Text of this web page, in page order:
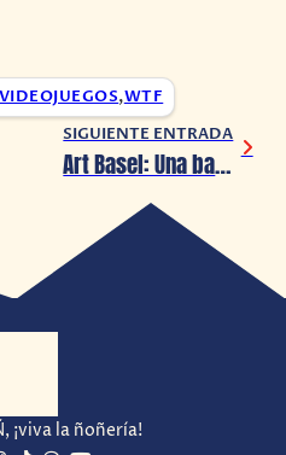
VIDEOJUEGOS,WTF
SIGUIENTE ENTRADA
Art Basel: Una banana pegada a la pared se vende en $120 mil dólares
¡viva la ñoñería!